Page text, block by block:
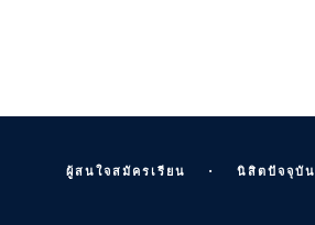
ผู้สนใจสมัครเรียน นิสิตปัจจุบัน